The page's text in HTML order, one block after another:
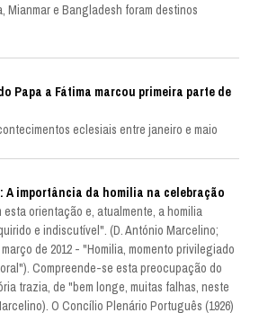
Mianmar e Bangladesh foram destinos
Papa a Fátima marcou primeira parte de
eclesiais entre janeiro e maio
A importância da homilia na celebração
orientação e, atualmente, a homilia
e indiscutível". (D. António Marcelino;
de 2012 - "Homilia, momento privilegiado
Compreende-se esta preocupação do
trazia, de "bem longe, muitas falhas, neste
O Concílio Plenário Português (1926)